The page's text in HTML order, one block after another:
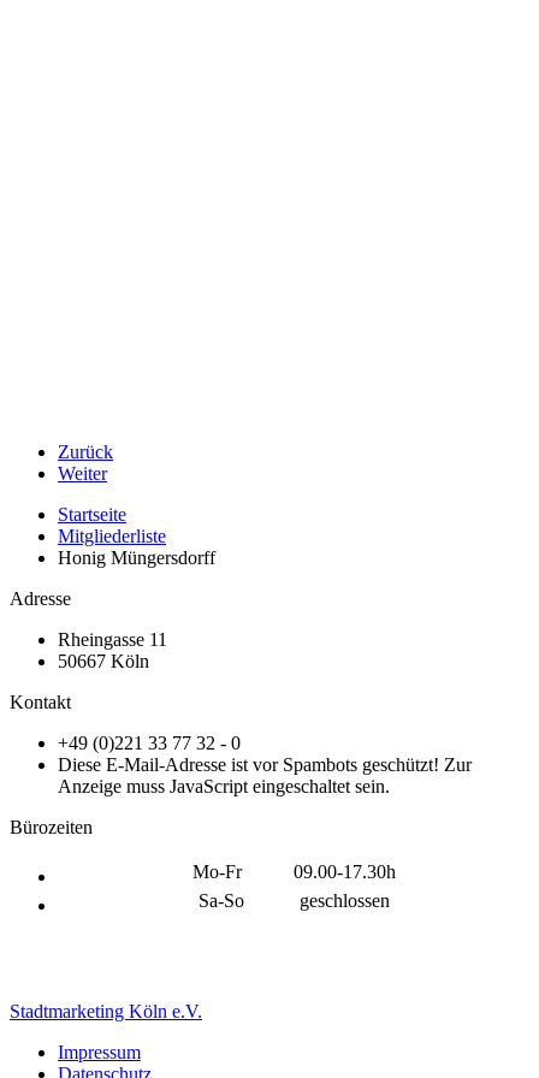
Zurück
Weiter
Startseite
Mitgliederliste
Honig Müngersdorff
Adresse
Rheingasse 11
50667 Köln
Kontakt
+49 (0)221 33 77 32 - 0
Diese E-Mail-Adresse ist vor Spambots geschützt! Zur
Anzeige muss JavaScript eingeschaltet sein.
Bürozeiten
Mo-Fr
09.00-17.30h
Sa-So
geschlossen
Stadtmarketing Köln e.V.
Impressum
Datenschutz